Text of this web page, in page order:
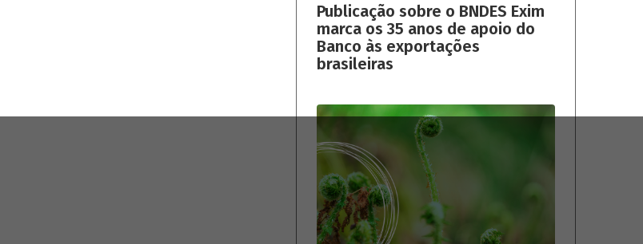
Publicação sobre o BNDES Exim
marca os 35 anos de apoio do
Banco às exportações
brasileiras